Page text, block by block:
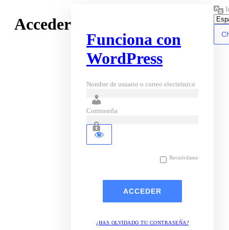
Acceder
Funciona con
WordPress
Nombre de usuario o correo electrónico
Contraseña
Recuérdame
¿HAS OLVIDADO TU CONTRASEÑA?